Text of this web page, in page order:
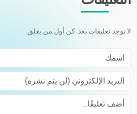
لا توجد تعليقات بعد. كن أول من يعلق.
اسمك
البريد الإلكتروني (لن يتم نشره)